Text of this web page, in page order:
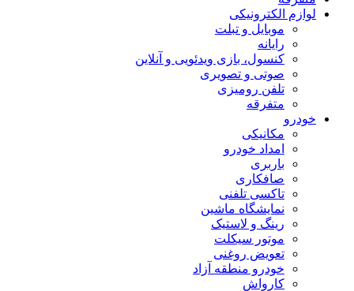
لوازم الکترونیکی
موبایل و تبلت
رایانه
کنسول، بازی‌ ویدئویی و آنلاین
صوتی و تصویری
تلفن رومیزی
متفرقه
خودرو
مکانیکی
امداد خودرو
باربری
صافکاری
تاکسی تلفنی
نمایشگاه ماشین
رینگ و لاستیک
موتور سیکلت
تعویض روغنی
خودرو منطقه آزاد
کارواش